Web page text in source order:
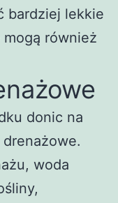
bardziej lekkie
mogą również
donic na
woda